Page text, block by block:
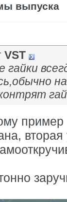
выпуска
VST
гайки